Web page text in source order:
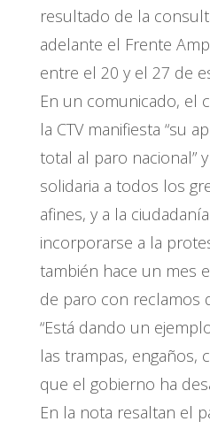
resultado de la
adelante el Frente
entre el 20 y el 27 de
En un comunicado, el
la CTV manifiesta “su
total al paro nacional”
solidaria a todos los
afines, y a la
incorporarse a la
también hace un mes
de paro con reclamos
“Está dando un
las trampas, engaños,
que el gobierno ha
En la nota resaltan el